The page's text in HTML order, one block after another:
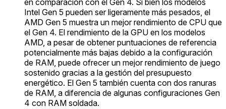
en comparación con el Gen 4. Si bien los modelos
Intel Gen 5 pueden ser ligeramente más pesados, el
AMD Gen 5 muestra un mejor rendimiento de CPU que
el Gen 4. El rendimiento de la GPU en los modelos
AMD, a pesar de obtener puntuaciones de referencia
potencialmente más bajas debido a la configuración
de RAM, puede ofrecer un mejor rendimiento de juego
sostenido gracias a la gestión del presupuesto
energético. El Gen 5 también cuenta con dos ranuras
de RAM, a diferencia de algunas configuraciones Gen
4 con RAM soldada.